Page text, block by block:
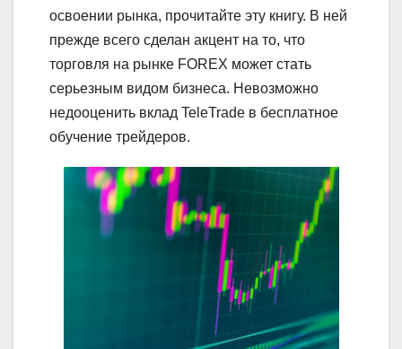
освоении рынка, прочитайте эту книгу. В ней
прежде всего сделан акцент на то, что
торговля на рынке FOREX может стать
серьезным видом бизнеса. Невозможно
недооценить вклад TeleTrade в бесплатное
обучение трейдеров.